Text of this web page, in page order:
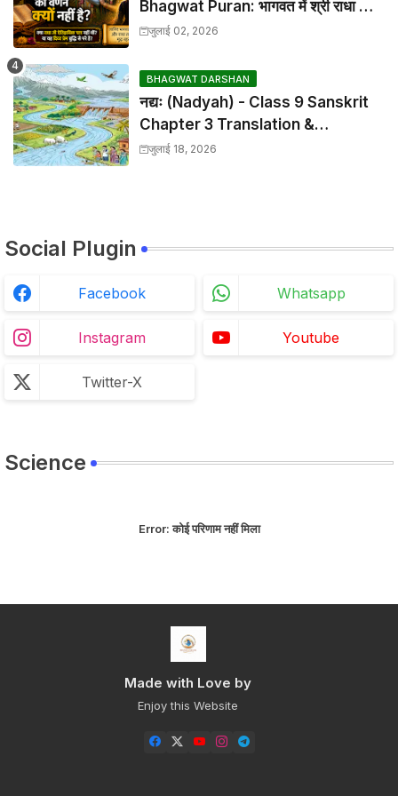
Bhagwat Puran: भागवत में श्री राधा का
वर्णन क्यों नहीं है?
जुलाई 02, 2026
BHAGWAT DARSHAN
नद्यः (Nadyah) - Class 9 Sanskrit
Chapter 3 Translation &
Solutions
जुलाई 18, 2026
Social Plugin
Facebook Whatsapp
Instagram Youtube
Twitter-X
Science
Error:कोई परिणाम नहीं मिला
Made with Love by
Enjoy this Website